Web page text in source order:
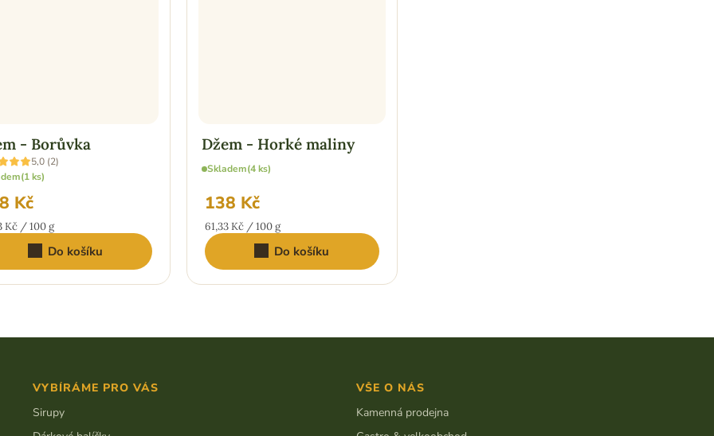
- Borůvka
5,0 (2)
(1 ks)
Kč
Kč / 100 g
Do košíku
Džem - Horké maliny
Skladem(4 ks)
138 Kč
Měrná
cena:
61,33 Kč / 100 g
Do košíku
VYBÍRÁME PRO VÁS
Sirupy
VŠE O NÁS
Kamenná prodejna